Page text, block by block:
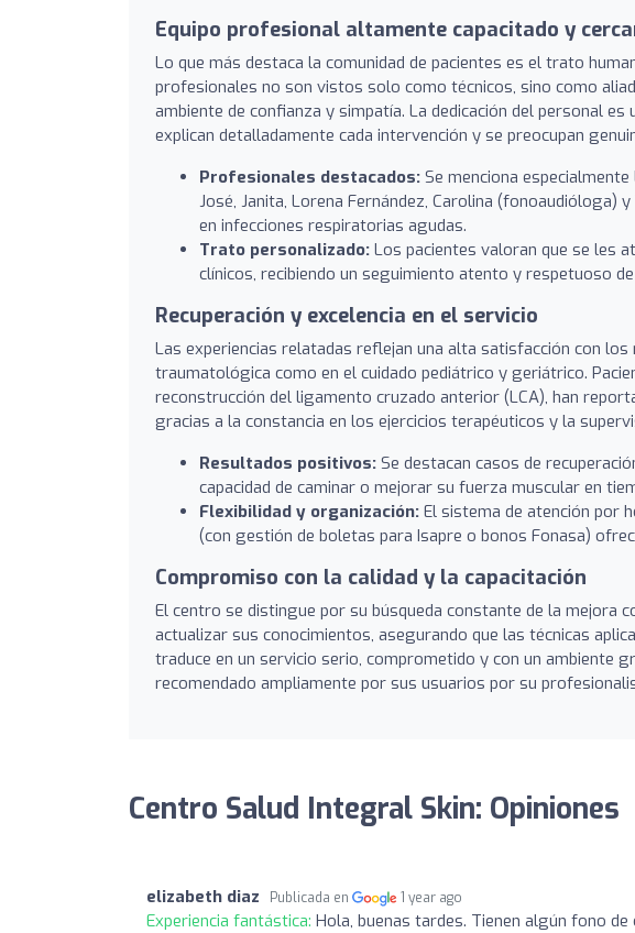
Equipo profesional altamente capacitado y
Lo que más destaca la comunidad de pacientes es el trato
profesionales no son vistos solo como técnicos, sino como
ambiente de confianza y simpatía. La dedicación del personal
explican detalladamente cada intervención y se preocupan
Profesionales destacados: Se menciona
José, Janita, Lorena Fernández, Carolina (fonoaudióloga)
en infecciones respiratorias agudas.
Trato personalizado: Los pacientes valoran que se les
clínicos, recibiendo un seguimiento atento y respetuoso
Recuperación y excelencia en el servicio
Las experiencias relatadas reflejan una alta satisfacción con
traumatológica como en el cuidado pediátrico y geriátrico.
reconstrucción del ligamento cruzado anterior (LCA), han
gracias a la constancia en los ejercicios terapéuticos y la
Resultados positivos: Se destacan casos de
capacidad de caminar o mejorar su fuerza muscular en
Flexibilidad y organización: El sistema de atención por
(con gestión de boletas para Isapre o bonos Fonasa)
Compromiso con la calidad y la capacitación
El centro se distingue por su búsqueda constante de la mejora
actualizar sus conocimientos, asegurando que las técnicas
traduce en un servicio serio, comprometido y con un ambiente
recomendado ampliamente por sus usuarios por su
Centro Salud Integral Skin: Opiniones
elizabeth diaz Publicada en 1 year ago
Experiencia fantástica: Hola, buenas tardes. Tienen algún fono